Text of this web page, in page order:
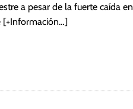
a pesar de la fuerte caída en
[+Información…]